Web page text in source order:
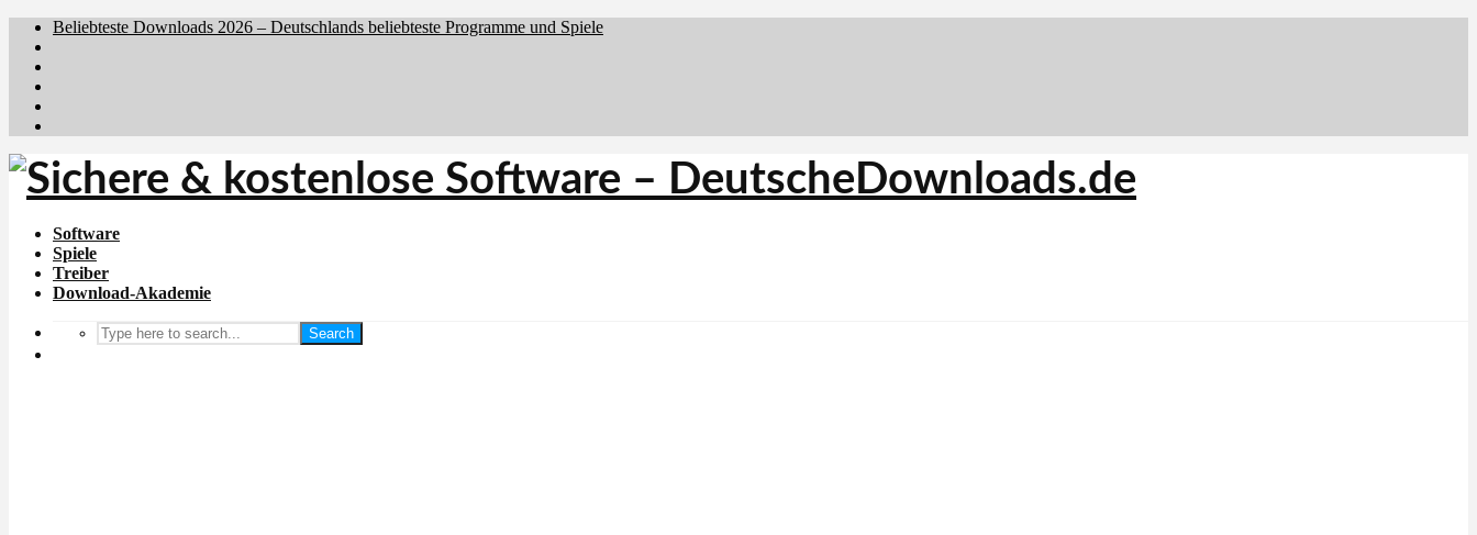
Beliebteste Downloads 2026 – Deutschlands beliebteste Programme und Spiele
Software
Spiele
Treiber
Download-Akademie
Search